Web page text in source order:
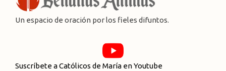
Un espacio de oración por los fieles difuntos.
Suscríbete a Católicos de María en Youtube